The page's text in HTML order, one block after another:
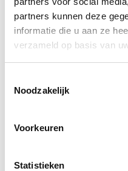
partners kunnen deze
informatie die u aan ze
verzameld op basis van
Noodzakelijk
Voorkeuren
Statistieken